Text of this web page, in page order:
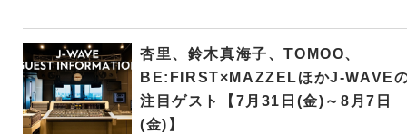
杏里、鈴木真海子、TOMOO、
BE:FIRST×MAZZELほかJ-WAVE
注目ゲスト【7月31日(金)～8月7日
(金)】